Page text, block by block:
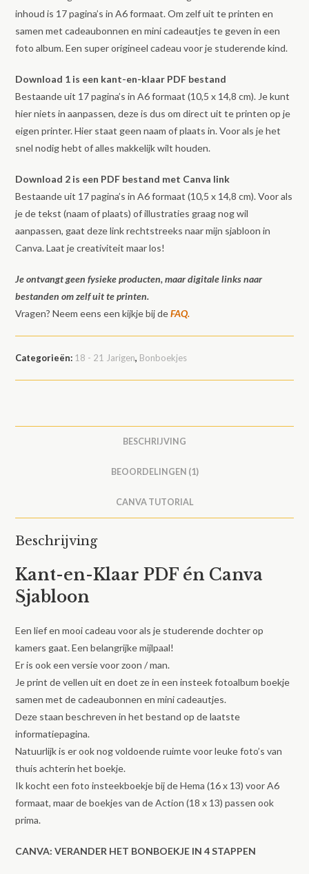
inhoud is 17 pagina’s in A6 formaat. Om zelf uit te printen en
samen met cadeaubonnen en mini cadeautjes te geven in een
foto album. Een super origineel cadeau voor je studerende kind.
Download 1 is een kant-en-klaar PDF bestand
Bestaande uit 17 pagina’s in A6 formaat (10,5 x 14,8 cm). Je kunt
hier niets in aanpassen, deze is dus om direct uit te printen op je
eigen printer. Hier staat geen naam of plaats in. Voor als je het
snel nodig hebt of alles makkelijk wilt houden.
Download 2 is een PDF bestand met Canva link
Bestaande uit 17 pagina’s in A6 formaat (10,5 x 14,8 cm). Voor als
je de tekst (naam of plaats) of illustraties graag nog wil
aanpassen, gaat deze link rechtstreeks naar mijn sjabloon in
Canva. Laat je creativiteit maar los!
Je ontvangt geen fysieke producten, maar digitale links naar
bestanden om zelf uit te printen.
Vragen? Neem eens een kijkje bij deFAQ.
Categorieën: 18 - 21 Jarigen, Bonboekjes
BESCHRIJVING
BEOORDELINGEN (1)
CANVA TUTORIAL
Beschrijving
Kant-en-Klaar PDF én Canva
Sjabloon
Een lief en mooi cadeau voor als je studerende dochter op
kamers gaat. Een belangrijke mijlpaal!
Er is ook een versie voor zoon / man.
Je print de vellen uit en doet ze in een insteek fotoalbum boekje
samen met de cadeaubonnen en mini cadeautjes.
Deze staan beschreven in het bestand op de laatste
informatiepagina.
Natuurlijk is er ook nog voldoende ruimte voor leuke foto’s van
thuis achterin het boekje.
Ik kocht een foto insteekboekje bij de Hema (16 x 13) voor A6
formaat, maar de boekjes van de Action (18 x 13) passen ook
prima.
CANVA: VERANDER HET BONBOEKJE IN 4 STAPPEN